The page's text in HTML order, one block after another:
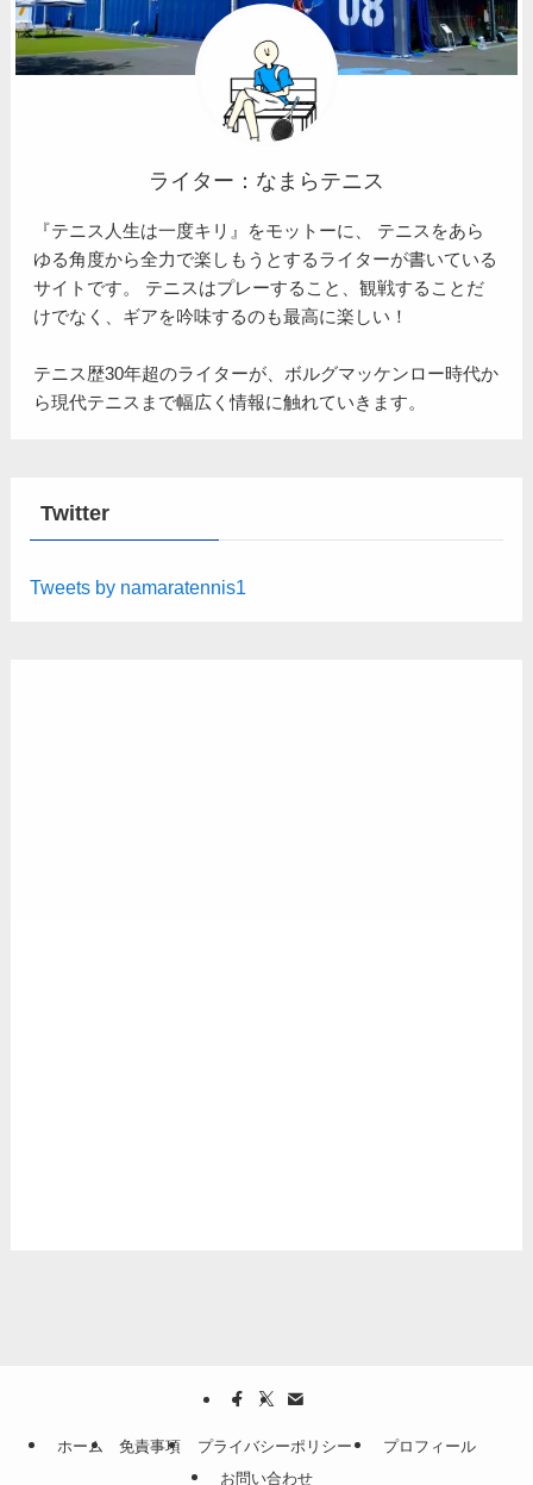
ライター：なまらテニス
『テニス人生は一度キリ』をモットーに、 テニスをあら
ゆる角度から全力で楽しもうとするライターが書いている
サイトです。 テニスはプレーすること、観戦することだ
けでなく、ギアを吟味するのも最高に楽しい！
テニス歴30年超のライターが、ボルグマッケンロー時代か
ら現代テニスまで幅広く情報に触れていきます。
Twitter
Tweets by namaratennis1
ホーム 免責事項 プライバシーポリシー
プロフィール
お問い合わせ